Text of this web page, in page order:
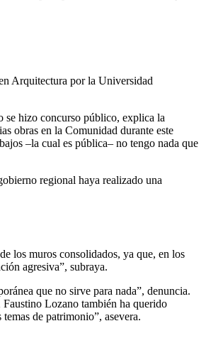
Arquitectura por la Universidad
se hizo concurso público, explica la
obras en la Comunidad durante este
–la cual es pública– no tengo nada que
regional haya realizado una
los muros consolidados, ya que, en los
agresiva”, subraya.
que no sirve para nada”, denuncia.
Faustino Lozano también ha querido
de patrimonio”, asevera.